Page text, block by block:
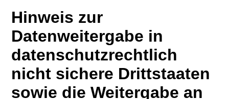
Hinweis zur
Datenweitergabe in
datenschutzrechtlich
nicht sichere Drittstaaten
sowie die Weitergabe an